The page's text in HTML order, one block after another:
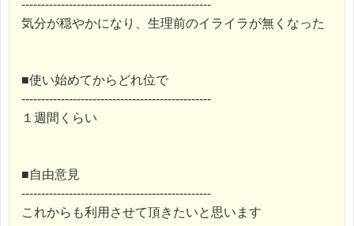
------------------------------------------------
気分が穏やかになり、生理前のイライラが無くなった
■使い始めてからどれ位で
------------------------------------------------
１週間くらい
■自由意見
------------------------------------------------
これからも利用させて頂きたいと思います